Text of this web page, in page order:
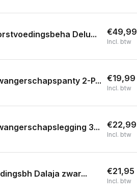
Delu... €49,99
Incl. btw
2-P... €19,99
Incl. btw
3... €22,99
Incl. btw
Dalaja zwar... €21,95
Incl. btw